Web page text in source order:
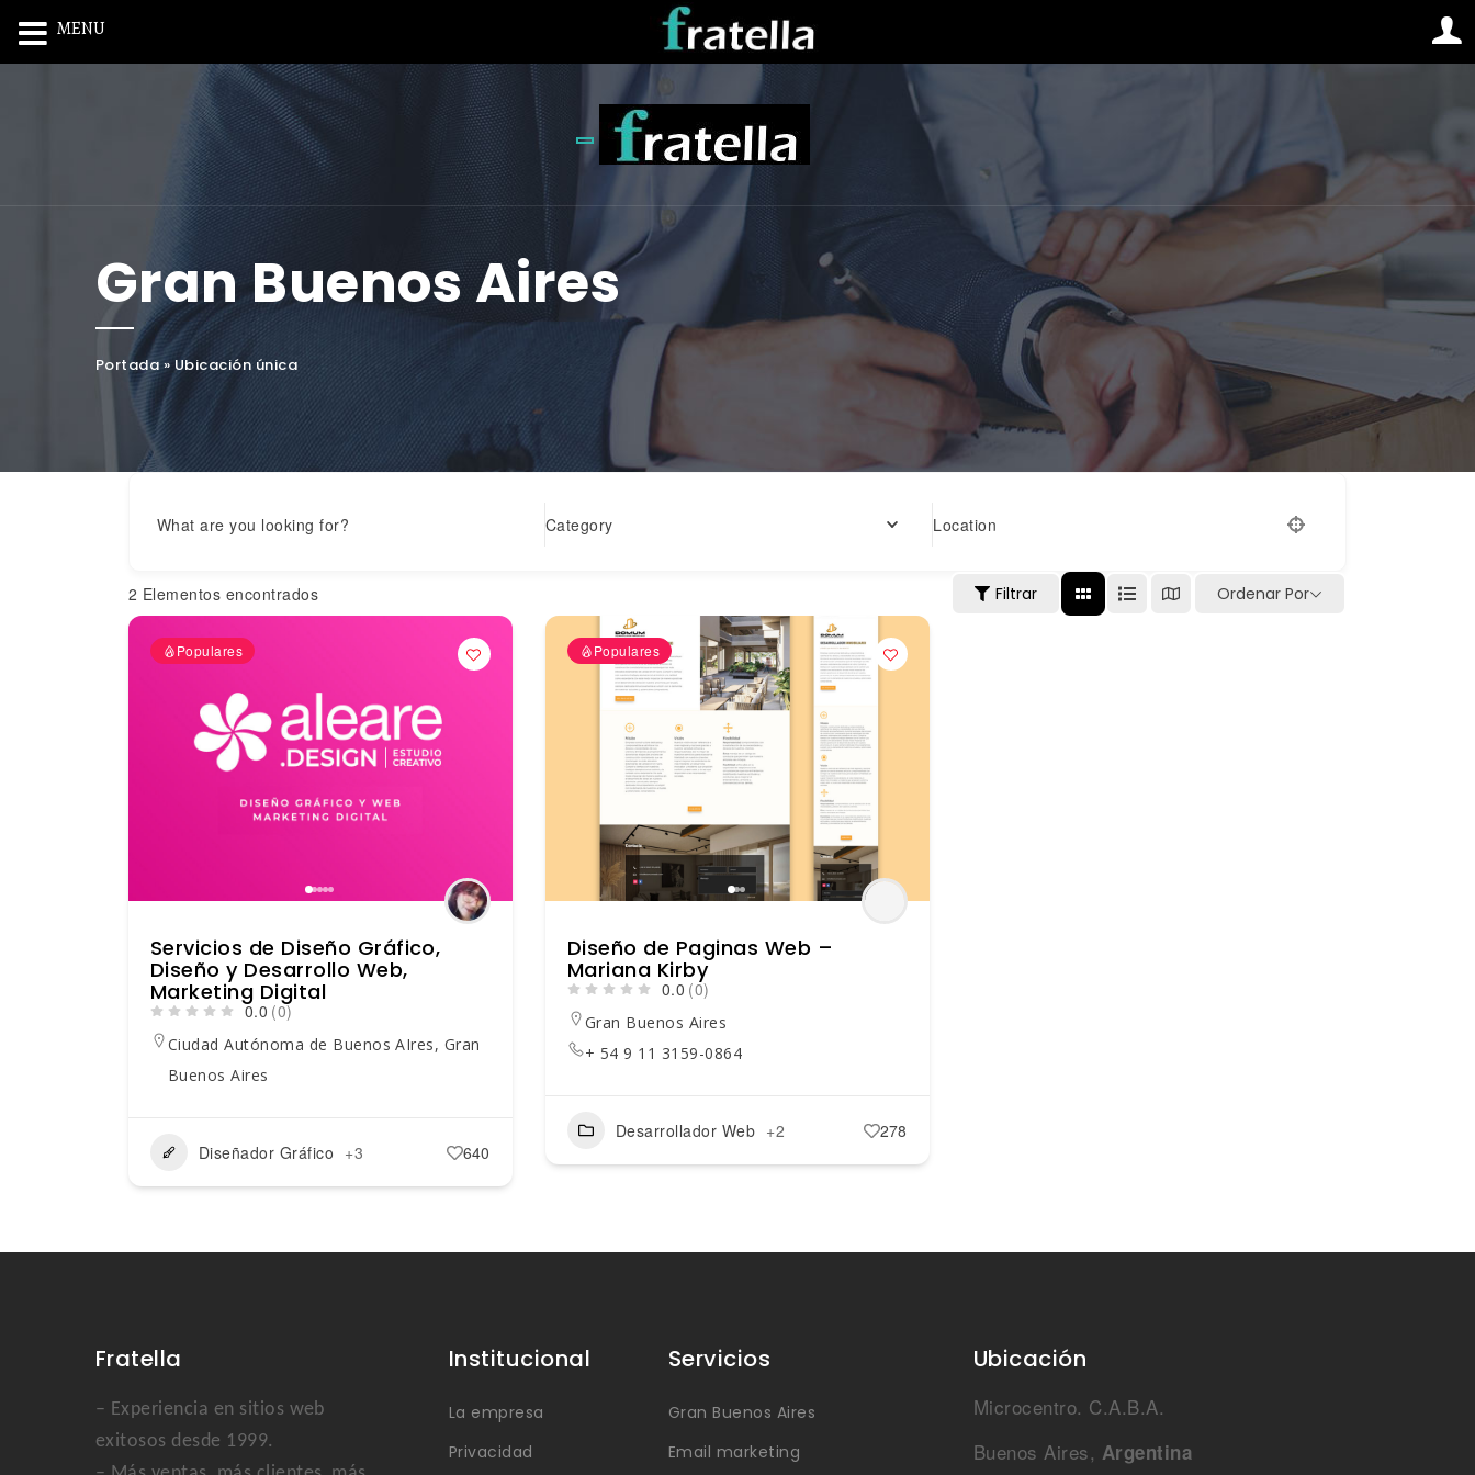
Toggle navigation
Gran Buenos Aires
Portada »Ubicación única
What are you looking for? Category Location
2 Elementos encontrados Filtrar Ordenar Por
Populares
Servicios de Diseño Gráfico,
Diseño y Desarrollo Web,
Marketing Digital
0.0 (0)
Ciudad Autónoma de Buenos AIres, Gran
Buenos Aires
Diseñador Gráfico +3 640
Populares
Diseño de Paginas Web –
Mariana Kirby
0.0 (0)
Gran Buenos Aires
+ 54 9 11 3159-0864
Desarrollador Web +2 278
Fratella
– Experiencia en sitios web
exitosos desde 1999.
Institucional
La empresa
Privacidad
Servicios
Gran Buenos Aires
Email marketing
Ubicación
Microcentro. C.A.B.A.
Buenos Aires, Argentina
MENU